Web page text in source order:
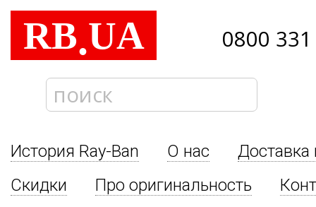
RB.UA 0800
История Ray-Ban О нас
Доставка
Скидки
Про оригинальность